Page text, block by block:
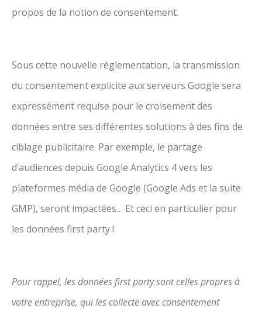
propos de la notion de consentement.
Sous cette nouvelle réglementation, la transmission
du consentement explicite aux serveurs Google sera
expressément requise pour le croisement des
données entre ses différentes solutions à des fins de
ciblage publicitaire. Par exemple, le partage
d’audiences depuis Google Analytics 4 vers les
plateformes média de Google (Google Ads et la suite
GMP), seront impactées… Et ceci en particulier pour
les données first party !
Pour rappel, les données first party sont celles propres à
votre entreprise, qui les collecte avec consentement